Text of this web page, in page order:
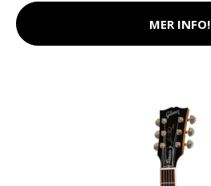
MER INFO!